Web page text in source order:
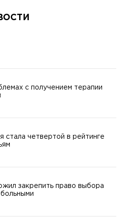
с получением терапии
стала четвертой в рейтинге
закрепить право выбора